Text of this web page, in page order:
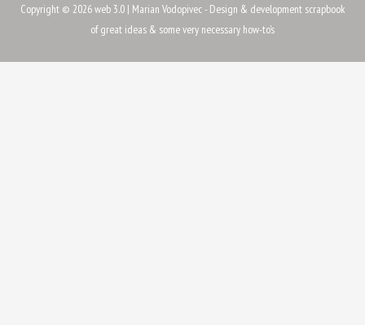
Copyright © 2026web 3.0 | Marian Vodopivec - Design & development scrapbook
of great ideas & some very necessary how-to's